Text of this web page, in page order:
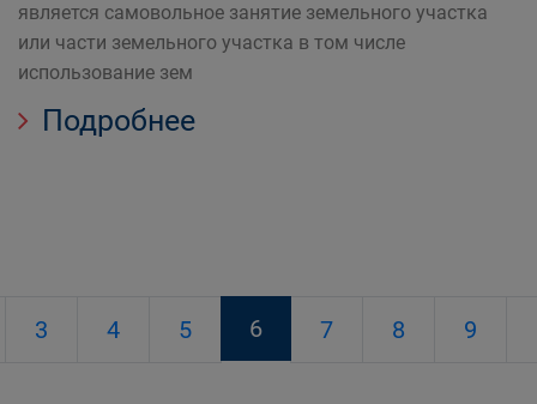
является самовольное занятие земельного участка
или части земельного участка в том числе
использование зем
Подробнее
3 4 5 6 7 8 9